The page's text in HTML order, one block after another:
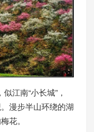
江南“小长城”，
漫步半山环绕的湖
花。